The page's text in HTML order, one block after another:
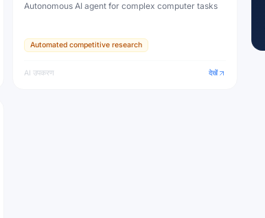
Autonomous AI agent for complex computer tasks
Automated competitive research
AI उपकरण देखें